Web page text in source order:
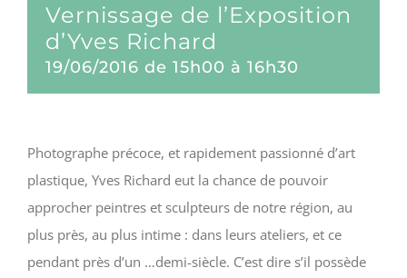
Vernissage de l’Exposition
d’Yves Richard
19/06/2016 de 15h00 à 16h30
Photographe précoce, et rapidement passionné d’art
plastique, Yves Richard eut la chance de pouvoir
approcher peintres et sculpteurs de notre région, au
plus près, au plus intime : dans leurs ateliers, et ce
pendant près d’un …demi-siècle. C’est dire s’il possède